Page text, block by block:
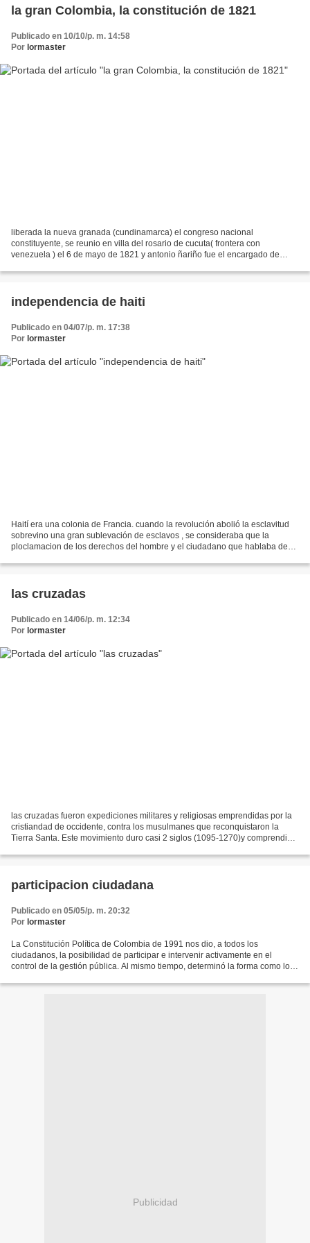
la gran Colombia, la constitución de 1821
Publicado en 10/10/p. m. 14:58
Por lormaster
liberada la nueva granada (cundinamarca) el congreso nacional
constituyente, se reunio en villa del rosario de cucuta( frontera con
venezuela ) el 6 de mayo de 1821 y antonio ñariño fue el encargado de
independencia de haiti
Publicado en 04/07/p. m. 17:38
Por lormaster
Haití era una colonia de Francia. cuando la revolución abolió la esclavitud
sobrevino una gran sublevación de esclavos , se consideraba que la
ploclamacion de los derechos del hombre y el ciudadano que hablaba de
las cruzadas
Publicado en 14/06/p. m. 12:34
Por lormaster
las cruzadas fueron expediciones militares y religiosas emprendidas por la
cristiandad de occidente, contra los musulmanes que reconquistaron la
Tierra Santa. Este movimiento duro casi 2 siglos (1095-1270)y comprendio 8
participacion ciudadana
Publicado en 05/05/p. m. 20:32
Por lormaster
La Constitución Política de Colombia de 1991 nos dio, a todos los
ciudadanos, la posibilidad de participar e intervenir activamente en el
control de la gestión pública. Al mismo tiempo, determinó la forma como los
Publicidad